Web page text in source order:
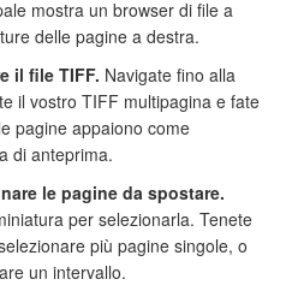
mostra un browser di file a
delle pagine a destra.
il file TIFF. Navigate fino alla
il vostro TIFF multipagina e fate
pagine appaiono come
di anteprima.
le pagine da spostare.
per selezionarla. Tenete
più pagine singole, o
un intervallo.